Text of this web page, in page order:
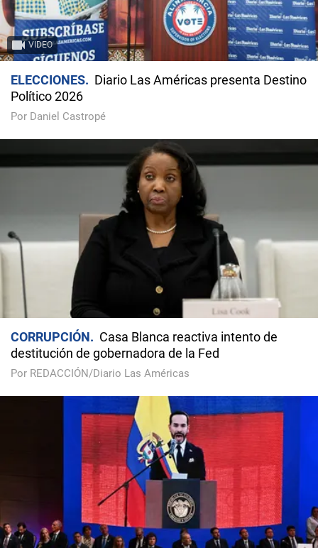
VIDEO
ELECCIONES
Diario Las Américas presenta Destino
Político 2026
Por Daniel Castropé
CORRUPCIÓN
Casa Blanca reactiva intento de
destitución de gobernadora de la Fed
Por REDACCIÓN/Diario Las Américas